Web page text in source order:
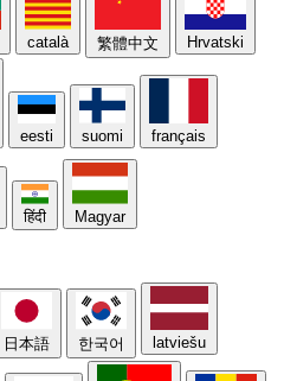
català 繁體中文 Hrvatski
eesti suomi français
हिंदी Magyar
日本語 한국어 latviešu